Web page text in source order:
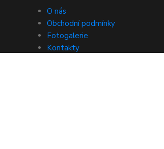
O nás
Obchodní podmínky
Fotogalerie
Kontakty